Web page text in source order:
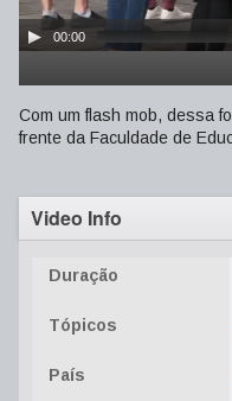
00:00
Com um flash mob, dessa
frente da Faculdade de
Video Info
Duração
Tópicos
País